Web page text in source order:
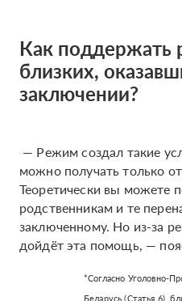
Как поддержать
близких,
заключении?
— Режим создал такие
можно получать только
Теоретически вы можете
родственникам и те
заключенному. Но из-за
дойдёт эта помощь, —
*Согласно Уголовно-
Беларусь (Статья 6),